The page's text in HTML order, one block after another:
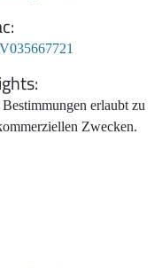
erlaubt zu
Zwecken.